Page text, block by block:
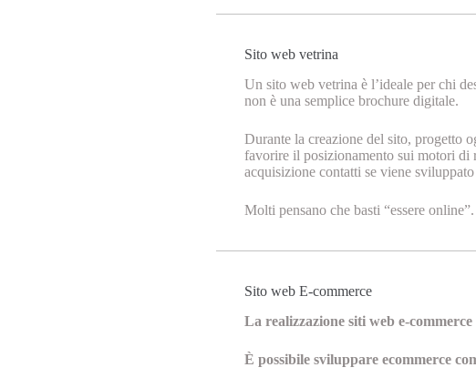
Sito web vetrina
Un sito web vetrina è l’ideale per chi
non è una semplice brochure digitale.
Durante la creazione del sito, progetto
favorire il posizionamento sui motori di
acquisizione contatti se viene
Molti pensano che basti “essere
Sito web E-commerce
La realizzazione siti web e-
È possibile sviluppare ecommerce